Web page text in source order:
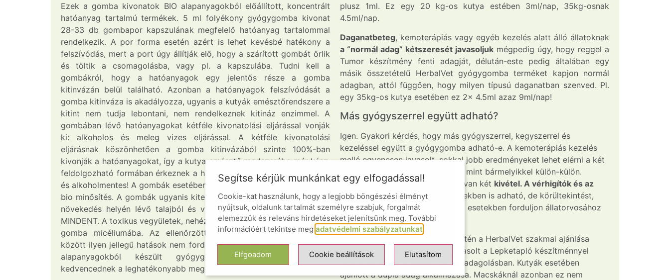
Ezek a gomba kivonatok BIO alapanyagokból előállított, koncentrált
hatóanyag tartalmú termékek. 5 ml folyékony gyógygomba kivonat
28-33 db gombapor kapszulának megfelelő hatóanyag tartalommal
rendelkezik. A por forma esetén azért is lehet kevésbé hatékony a
felszívódás, mert a port úgy állítják elő, hogy a szárított gombát őrlik
és töltik a csomagolásba, vagy pl. a kapszulába. Tudni kell a
gombákról, hogy a hatóanyagok egy jelentős része a gomba
kitinvázán belül található. Azonban a hatóanyagok felszívódását a
gomba kitinváza is akadályozza, ugyanis a kutyák emésztőrendszere a
kitint nem tudja lebontani, nem rendelkeznek kitináz enzimmel. A
gombában lévő hatóanyagokat kétféle kivonatolási eljárással vonják
ki: alkoholos és meleg vizes eljárással. A kétféle kivonatolási
eljárásnak köszönhetően a gomba kitinvázából szinte 100%-ban
kivonják a hatóanyagokat, így a kutya emésztő rendszerébe már kész,
feldolgozható formában érkeznek a hasznos anyagok. A termék cukor
és alkoholmentes! A gombák esetében nagyon fontos a hiteles, gyártói
bio minősítés. A gombák ugyanis kiterjedt micélium hálózatuk révén a
növekedés helyén lévő talajból és vízből szivacsszerűen felvesznek
MINDENT. A toxikus vegyületek, nehézfémek akadálytalanul bejutnak a
gomba micéliumába. Az ellenőrzött bio termesztési körülmények
között ilyen jellegű hatások nem fordulnak elő, ezért mi kizárólag BIO
alapanyagokból készült gyógygomba kivonatokat kínálunk
kedvencednek a leghatékonyabb megoldás érdekében!
plusz 1ml. Ez egy 20 kg-os kutya estében 3ml/nap, 35kg-osnak
4.5ml/nap.
Daganatbeteg, kemoterápiás vagy egyéb kezelés alatt álló állatoknak
a “normál adag” kétszeresét javasoljuk mégpedig úgy, hogy reggel a
Tumor készítmény fenti adagját, délután-este pedig általában egy
másik összetételű HerbalVet gyógygomba terméket kapjon normál
adagban, attól függően, hogy milyen típusú daganatban szenved. Pl.
egy 35kg-os kutya esetében ez 2x 4.5ml azaz 9ml/nap!
Más gyógyszerrel együtt adható?
Igen. Gyakori kérdés, hogy más gyógyszerrel, kegyszerrel és
kezeléssel együtt a gyógygomba adható-e. A kemoterápiás kezelés
mellé egyenesen javasolt, sokkal jobb eredményeket lehet elérni a két
terápia együttes alkalmazásával, mint bármelyikkel külön-külön.
Mindennel adható együtt, illetve van két kivétel. A vérhigítók és az
inzulinkezelés. Ezekben az esetekben is adható, de körültekintést,
óvatosságot igényel. Ezekben az esetekben forduljon állatorvosához
vagy a HerbalVet-hez tanácsért.
Daganatos megbetegedések esetén a HerbalVet szakmai ajánlása
alapján a Tumor készítményt javasolt a Lepketapló készítménnyel
együtt alkalmazni, emelt (dupla) adagolásban. Kutyák esetében
ajánlott a dupla adag alkalmazása. Macskáknál azonban ez nem
Segítse kérjük munkánkat egy elfogadással!
Cookie-kat használunk, hogy a legjobb böngészési élményt
nyújtsuk, oldalunk tartalmát személyre szabjuk, forgalmát
elemezzük és releváns hirdetéseket jelenítsünk meg. További
információért tekintse meg adatvédelmi szabályzatunkat
Elfgoadom Cookie beállítások Elutasítom